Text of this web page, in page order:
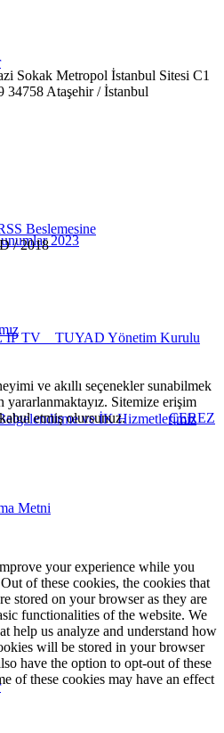
2023
ve İK Hizmetlerimiz
Metni
Sokak Metropol İstanbul Sitesi C1
Ataşehir / İstanbul
Beslemesine
/ 2018
IP TV
TUYAD Yönetim Kurulu
ve akıllı seçenekler sunabilmek
Sitemize erişim
kabul etmiş olursunuz.
ÇEREZ
your experience while you
of these cookies, the cookies that
stored on your browser as they are
functionalities of the website. We
help us analyze and understand how
will be stored in your browser
have the option to opt-out of these
of these cookies may have an effect